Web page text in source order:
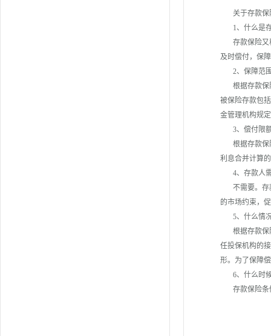
关于存款保
1、什么是
存款保险又称
及时偿付，保
2、保障范
根据存款保
被保险存款包
金管理机构规
3、偿付限
根据存款保险
利息合并计算
4、存款人需
不需要。存款
的市场约束，
5、什么情况
根据存款保险
任投保机构的
形。为了保障
6、什么时
存款保险条